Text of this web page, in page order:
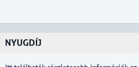
NYUGDÍJ